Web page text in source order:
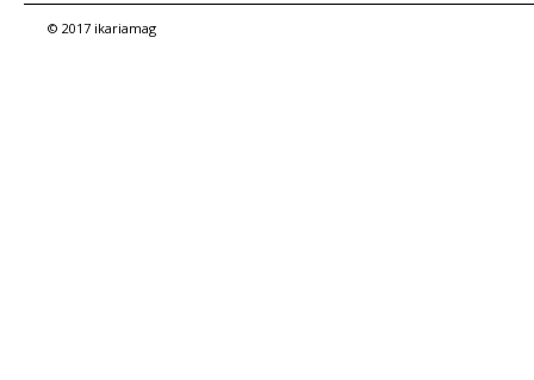
© 2017 ikariamag